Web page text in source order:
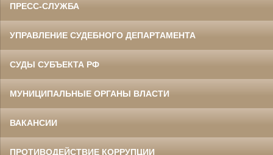
ПРЕСС-СЛУЖБА
УПРАВЛЕНИЕ СУДЕБНОГО ДЕПАРТАМЕНТА
СУДЫ СУБЪЕКТА РФ
МУНИЦИПАЛЬНЫЕ ОРГАНЫ ВЛАСТИ
ВАКАНСИИ
ПРОТИВОДЕЙСТВИЕ КОРРУПЦИИ